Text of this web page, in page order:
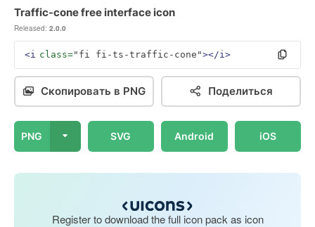
Traffic-cone free interface icon
Released: 2.0.0
<i class="fi fi-ts-traffic-cone"></i>
Скопировать в PNG Поделиться
PNG SVG Android iOS
Register to download the full icon pack as icon